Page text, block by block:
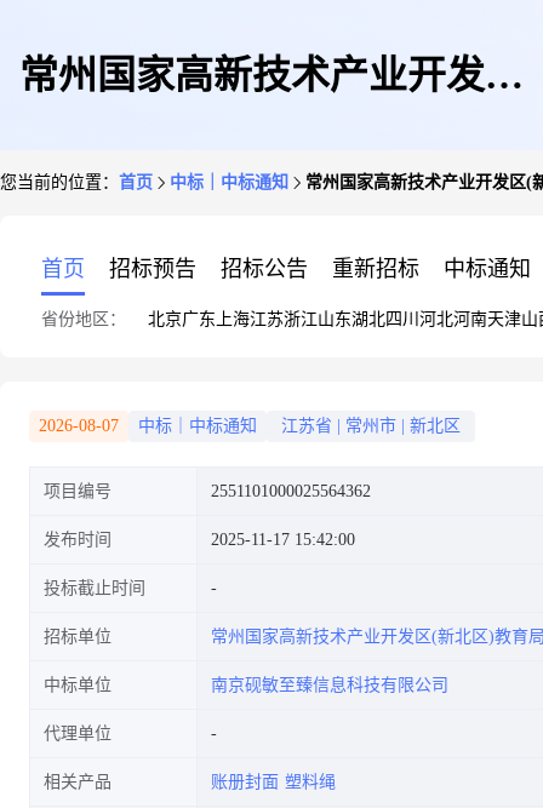
常州国家高新技术产业开发区
您当前的位置： 首页 中标｜中标通知 常州国家高新技术产业开发区(
首页 招标预告 招标公告 重新招标 中标通知
省份地区： 北京广东 上海江苏浙江山东湖北四川 河北河南天津山
2026-08-07 中标｜中标通知 江苏省 常州市 新北区
项目编号 2551101000025564362
发布时间 2025-11-17 15:42:00
投标截止时间
招标单位 常州国家高新技术产业开发区(新北区)教育
中标单位 南京砚敏至臻信息科技有限公司
代理单位
相关产品 账册封面 塑料绳